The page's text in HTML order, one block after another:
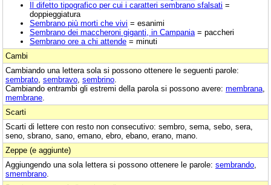
Il difetto tipografico per cui i caratteri sembrano sfalsati =
doppieggiatura
Sembrano più morti che vivi = esanimi
Sembrano dei maccheroni giganti, in Campania = paccheri
Sembrano ore a chi attende = minuti
Cambi
Cambiando una lettera sola si possono ottenere le seguenti parole:
sembrato sembravo sembrino
Cambiando entrambi gli estremi della parola si possono avere: membrana
membrane
Scarti
Scarti di lettere con resto non consecutivo: sembro, sema, sebo, sera,
seno, sbrano, sano, emano, ebro, ebano, erano, mano.
Zeppe (e aggiunte)
Aggiungendo una sola lettera si possono ottenere le parole: sembrando
smembrano